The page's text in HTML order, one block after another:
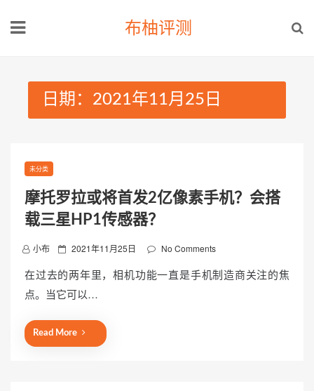
布柚评测
日期：2021年11月25日
未分类
摩托罗拉或将首发2亿像素手机？会搭
载三星HP1传感器？
小布
P
s
t
d
o
2021年11月25日 No Comments
在过去的两年里，相机功能一直是手机制造商关注的焦
点。当它可以…
Read More